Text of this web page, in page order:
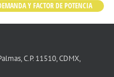
Y FACTOR DE POTENCIA
C.P. 11510, CDMX,